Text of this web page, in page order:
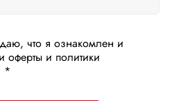
что я ознакомлен и
оферты и политики
*